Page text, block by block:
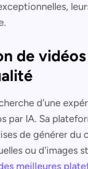
de
d'une
par IA. Sa
de générer du
ou d'images
meilleures